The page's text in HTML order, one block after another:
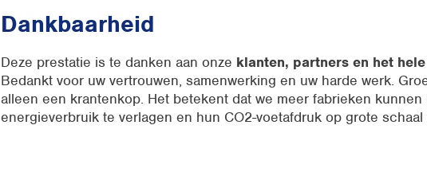
Dankbaarheid
Deze prestatie is te danken aan onze klanten, partners en het
Bedankt voor uw vertrouwen, samenwerking en uw harde werk.
alleen een krantenkop. Het betekent dat we meer fabrieken
energieverbruik te verlagen en hun CO2-voetafdruk op grote